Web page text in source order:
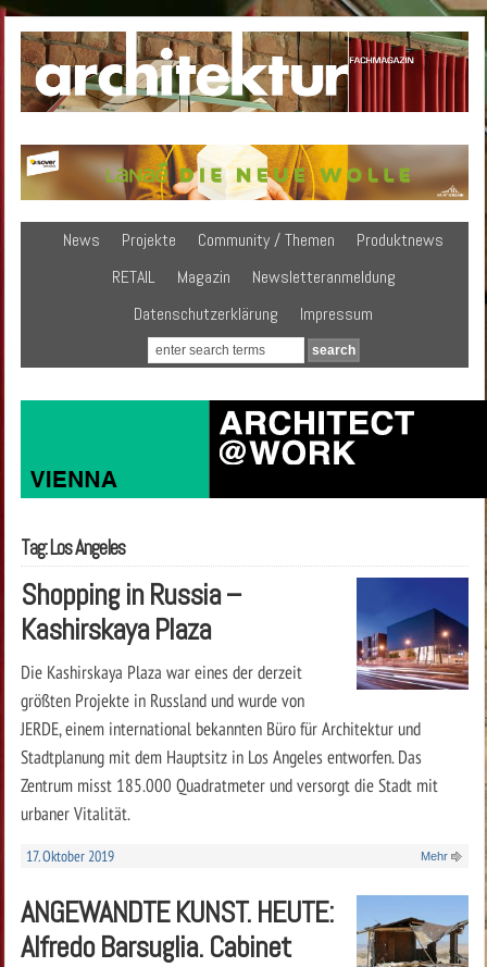
News Projekte Community / Themen
Produktnews
RETAIL
Magazin
Newsletteranmeldung
Datenschutzerklärung
Impressum
Tag: Los Angeles
Shopping in Russia –
Kashirskaya Plaza
Die Kashirskaya ­Plaza war eines der derzeit
größten Projekte in Russland und wurde von
JERDE, einem international bekannten Büro für Architektur und
Stadtplanung mit dem Hauptsitz in Los Angeles entworfen. Das
Zentrum misst 185.000 Quadratmeter und versorgt die Stadt mit
urbaner Vitalität.
17. Oktober 2019 Mehr
ANGEWANDTE KUNST. HEUTE:
Alfredo Barsuglia. Cabinet